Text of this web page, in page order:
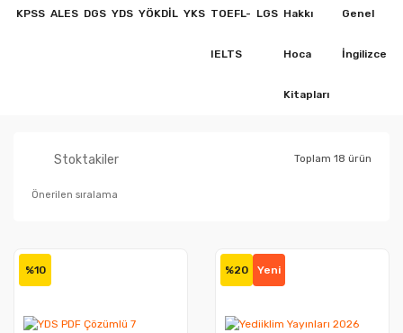
KPSS ALES DGS YDS YÖKDİL YKS TOEFL-
IELTS
LGS Hakkı
Hoca
Kitapları
Genel
İngilizce
Stoktakiler Toplam 18 ürün
%10 %20 Yeni